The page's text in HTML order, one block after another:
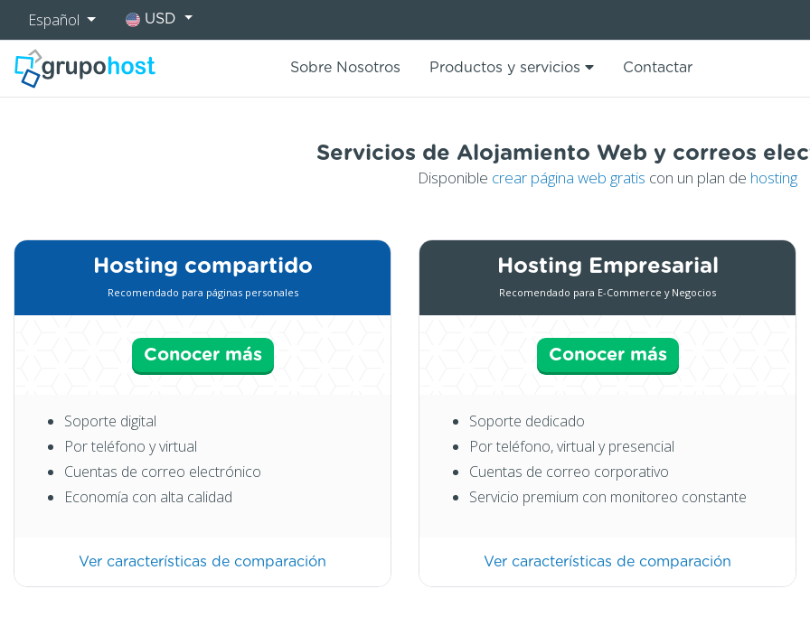
Español USD
Sobre Nosotros Productos y servicios Contactar
Servicios de Alojamiento Web y correos
Disponible crear página web gratis con un plan de hosting
Hosting compartido
Recomendado para páginas personales
Conocer más
Soporte digital
Por teléfono y virtual
Cuentas de correo electrónico
Economía con alta calidad
Ver características de comparación
Hosting Empresarial
Recomendado para E-Commerce y Negocios
Conocer más
Soporte dedicado
Por teléfono, virtual y presencial
Cuentas de correo corporativo
Servicio premium con monitoreo constante
Ver características de comparación